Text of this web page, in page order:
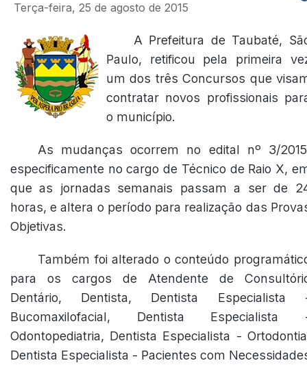
Terça-feira, 25 de agosto de 2015
A Prefeitura de Taubaté,
Paulo, retificou pela primeira
um dos três Concursos que
contratar novos profissionais
o município.
As mudanças ocorrem no edital nº 3/
especificamente no cargo de Técnico de Raio X,
que as jornadas semanais passam a ser de
horas, e altera o período para realização das
Objetivas.
Também foi alterado o conteúdo
para os cargos de Atendente de
Dentário, Dentista, Dentista Especialista
Bucomaxilofacial, Dentista Especialista
Odontopediatria, Dentista Especialista -
Dentista Especialista - Pacientes com